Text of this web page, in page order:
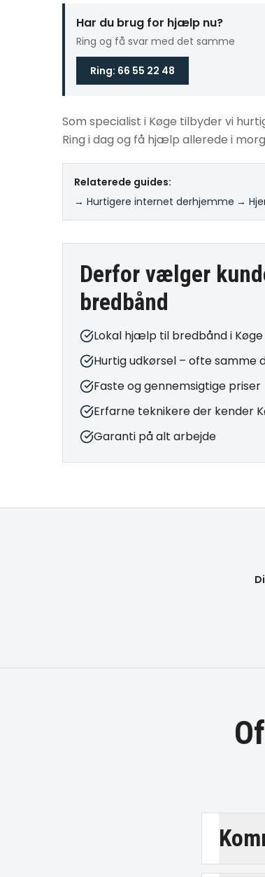
Har du brug for hjælp nu?
Ring og få svar med det samme
Ring: 66 55 22 48
Som specialist i Køge tilbyder vi
Ring i dag og få hjælp allerede i
Relaterede guides:
→ Hurtigere internet derhjemme →
Derfor vælger
bredbånd
Lokal hjælp til bredbånd i Køge
Hurtig udkørsel – ofte samme
Faste og gennemsigtige priser
Erfarne teknikere der kender
Garanti på alt arbejde